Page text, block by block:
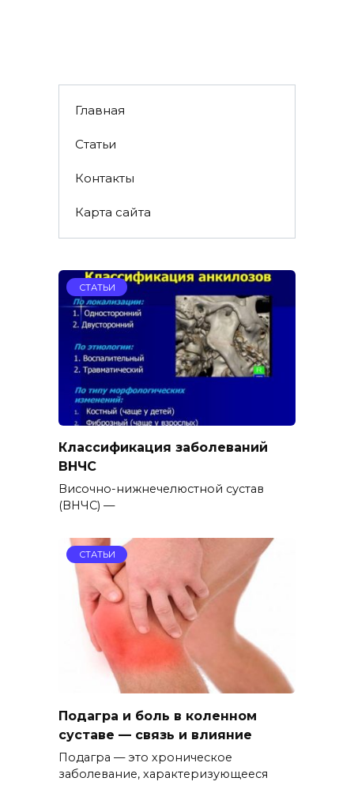
Главная
Статьи
Контакты
Карта сайта
СТАТЬИ
Классификация заболеваний
ВНЧС
Височно-нижнечелюстной сустав
(ВНЧС) —
СТАТЬИ
Подагра и боль в коленном
суставе — связь и влияние
Подагра — это хроническое
заболевание, характеризующееся